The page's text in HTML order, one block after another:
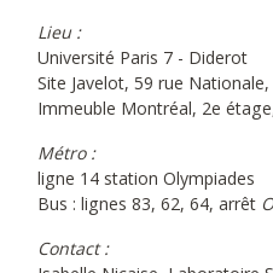
Lieu :
Université Paris 7 - Diderot
Site Javelot, 59 rue
Immeuble Montréal, 2e
Métro :
ligne 14 station Olympiades
Bus : lignes 83, 62, 64, arrêt
Contact :